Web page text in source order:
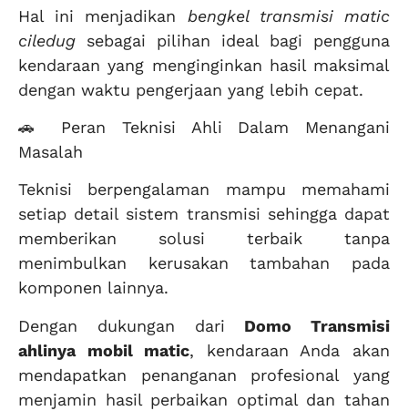
Hal ini menjadikan bengkel transmisi matic
ciledug sebagai pilihan ideal bagi pengguna
kendaraan yang menginginkan hasil maksimal
dengan waktu pengerjaan yang lebih cepat.
🚗 Peran Teknisi Ahli Dalam Menangani
Masalah
Teknisi berpengalaman mampu memahami
setiap detail sistem transmisi sehingga dapat
memberikan solusi terbaik tanpa
menimbulkan kerusakan tambahan pada
komponen lainnya.
Dengan dukungan dari Domo Transmisi
ahlinya mobil matic, kendaraan Anda akan
mendapatkan penanganan profesional yang
menjamin hasil perbaikan optimal dan tahan